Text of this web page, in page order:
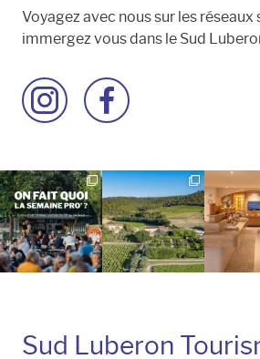
Voyagez avec nous sur les réseaux
immergez vous dans le Sud
Accéder
à
Instagram
Accéder
à
Facebook
Sud Luberon